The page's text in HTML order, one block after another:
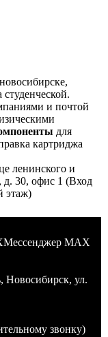
студенческой.
и почтой
для
картриджа
ленинского и
д. 30, офис 1 (Вход
этаж)
Мессенджер MAX
, Новосибирск, ул.
звонку)